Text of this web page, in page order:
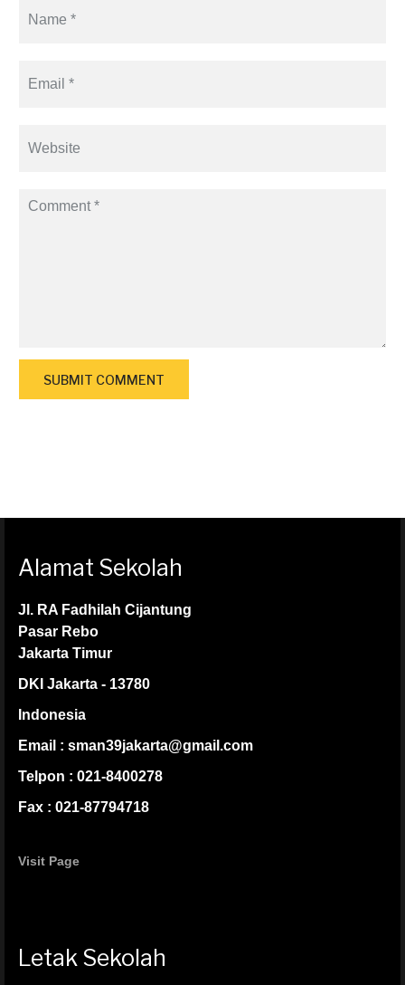
Alamat Sekolah
Jl. RA Fadhilah Cijantung
Pasar Rebo
Jakarta Timur
DKI Jakarta - 13780
Indonesia
Email : sman39jakarta@gmail.com
Telpon : 021-8400278
Fax : 021-87794718
Visit Page
Letak Sekolah